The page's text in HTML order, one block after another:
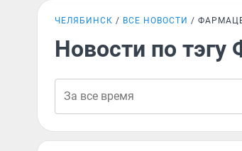
ЧЕЛЯБИНСК ВСЕ НОВОСТИ
Новости по тэгу